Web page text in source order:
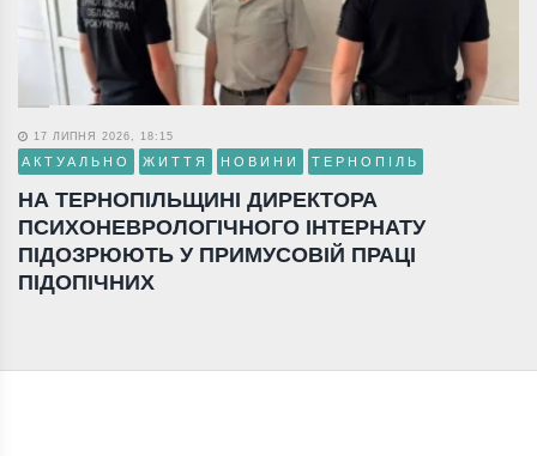
17 ЛИПНЯ 2026, 18:15
АКТУАЛЬНО ЖИТТЯ НОВИНИ ТЕРНОПІЛЬ
НА ТЕРНОПІЛЬЩИНІ ДИРЕКТОРА
ПСИХОНЕВРОЛОГІЧНОГО ІНТЕРНАТУ
ПІДОЗРЮЮТЬ У ПРИМУСОВІЙ ПРАЦІ
ПІДОПІЧНИХ